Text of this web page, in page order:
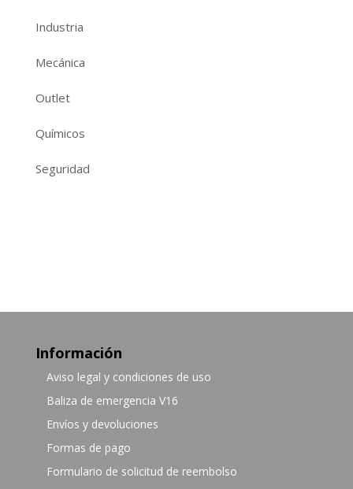
Industria
Mecánica
Outlet
Químicos
Seguridad
Información
Aviso legal y condiciones de uso
Baliza de emergencia V16
Envíos y devoluciones
Formas de pago
Formulario de solicitud de reembolso